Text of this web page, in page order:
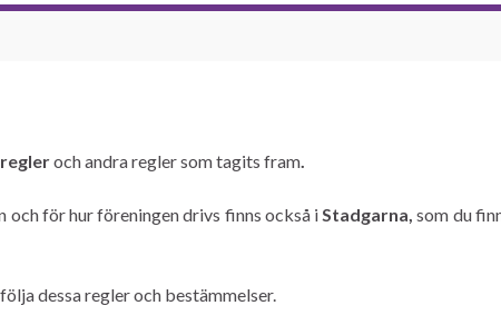
och andra regler som tagits fram.
och för hur föreningen drivs finns också iStadgarna,som du
dessa regler och bestämmelser.